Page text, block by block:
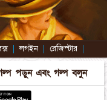
| লগইন | রেজিস্টার |
পড়ুন এবং গল্প বলুন